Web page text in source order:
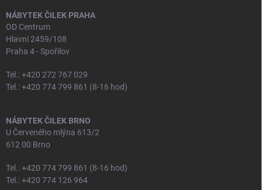
NÁBYTEK ČILEK PRAHA
OD Centrum
Hlavní 2459/108
Praha 4 - Spořilov
Tel.: +420 272 767 029
Tel.: +420 774 799 861 (8-16 hod)
NÁBYTEK ČILEK BRNO
U Červeného mlýna 613/2
612 00 Brno
Tel.: +420 774 799 861 (8-16 hod)
Tel.: +420 774 126 964